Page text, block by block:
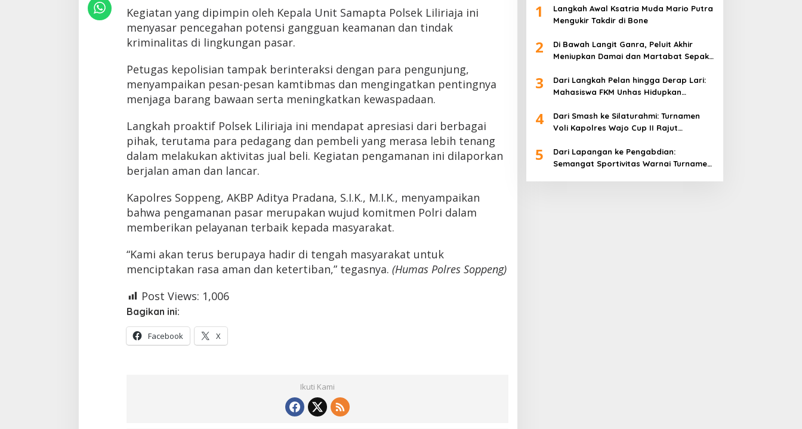
Kegiatan yang dipimpin oleh Kepala Unit Samapta Polsek Liliriaja ini
menyasar pencegahan potensi gangguan keamanan dan tindak
kriminalitas di lingkungan pasar.
Petugas kepolisian tampak berinteraksi dengan para pengunjung,
menyampaikan pesan-pesan kamtibmas dan mengingatkan pentingnya
menjaga barang bawaan serta meningkatkan kewaspadaan.
Langkah proaktif Polsek Liliriaja ini mendapat apresiasi dari berbagai
pihak, terutama para pedagang dan pembeli yang merasa lebih tenang
dalam melakukan aktivitas jual beli. Kegiatan pengamanan ini dilaporkan
berjalan aman dan lancar.
Kapolres Soppeng, AKBP Aditya Pradana, S.I.K., M.I.K., menyampaikan
bahwa pengamanan pasar merupakan wujud komitmen Polri dalam
memberikan pelayanan terbaik kepada masyarakat.
“Kami akan terus berupaya hadir di tengah masyarakat untuk
menciptakan rasa aman dan ketertiban,” tegasnya. (Humas Polres Soppeng)
Post Views: 1,006
Bagikan ini:
Facebook X
Ikuti Kami
1
Langkah Awal Ksatria Muda Mario Putra
Mengukir Takdir di Bone
2
Di Bawah Langit Ganra, Peluit Akhir
Meniupkan Damai dan Martabat Sepak
3
Dari Langkah Pelan hingga Derap Lari:
Mahasiswa FKM Unhas Hidupkan
4
Dari Smash ke Silaturahmi: Turnamen
Voli Kapolres Wajo Cup II Rajut
80
5
Dari Lapangan ke Pengabdian:
Semangat Sportivitas Warnai Turnamen